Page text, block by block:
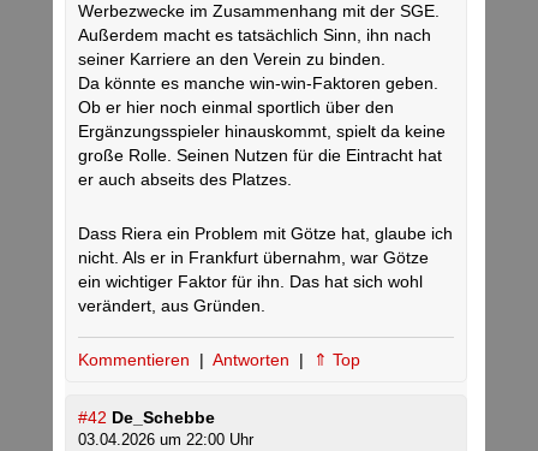
Werbezwecke im Zusammenhang mit der SGE.
Außerdem macht es tatsächlich Sinn, ihn nach
seiner Karriere an den Verein zu binden.
Da könnte es manche win-win-Faktoren geben.
Ob er hier noch einmal sportlich über den
Ergänzungsspieler hinauskommt, spielt da keine
große Rolle. Seinen Nutzen für die Eintracht hat
er auch abseits des Platzes.
Dass Riera ein Problem mit Götze hat, glaube ich
nicht. Als er in Frankfurt übernahm, war Götze
ein wichtiger Faktor für ihn. Das hat sich wohl
verändert, aus Gründen.
Kommentieren | Antworten | ⇑ Top
#42 De_Schebbe
03.04.2026 um 22:00 Uhr